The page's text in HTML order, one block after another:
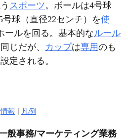
スポーツ。ボールは4号球
号球（直径22センチ）を使
ールを回る。基本的なルール
じだが、 カップは専用のも
定される。
情報 | 凡例
般事務/マーケティング業務